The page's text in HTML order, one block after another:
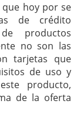
que hoy por se
de crédito
productos
no son las
tarjetas que
de uso y
producto,
de la oferta